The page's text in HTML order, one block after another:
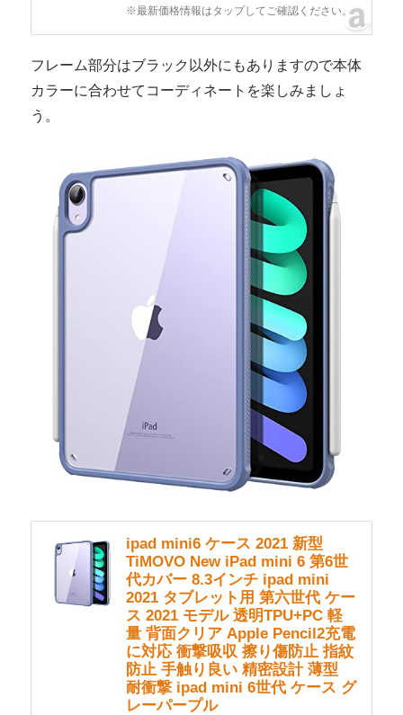
※最新価格情報はタップしてご確認ください。
フレーム部分はブラック以外にもありますので本体
カラーに合わせてコーディネートを楽しみましょ
う。
ipad mini6 ケース 2021 新型
TiMOVO New iPad mini 6 第6世
代カバー 8.3インチ ipad mini
2021 タブレット用 第六世代 ケー
ス 2021 モデル 透明TPU+PC 軽
量 背面クリア Apple Pencil2充電
に対応 衝撃吸収 擦り傷防止 指紋
防止 手触り良い 精密設計 薄型
耐衝撃 ipad mini 6世代 ケース グ
レーパープル